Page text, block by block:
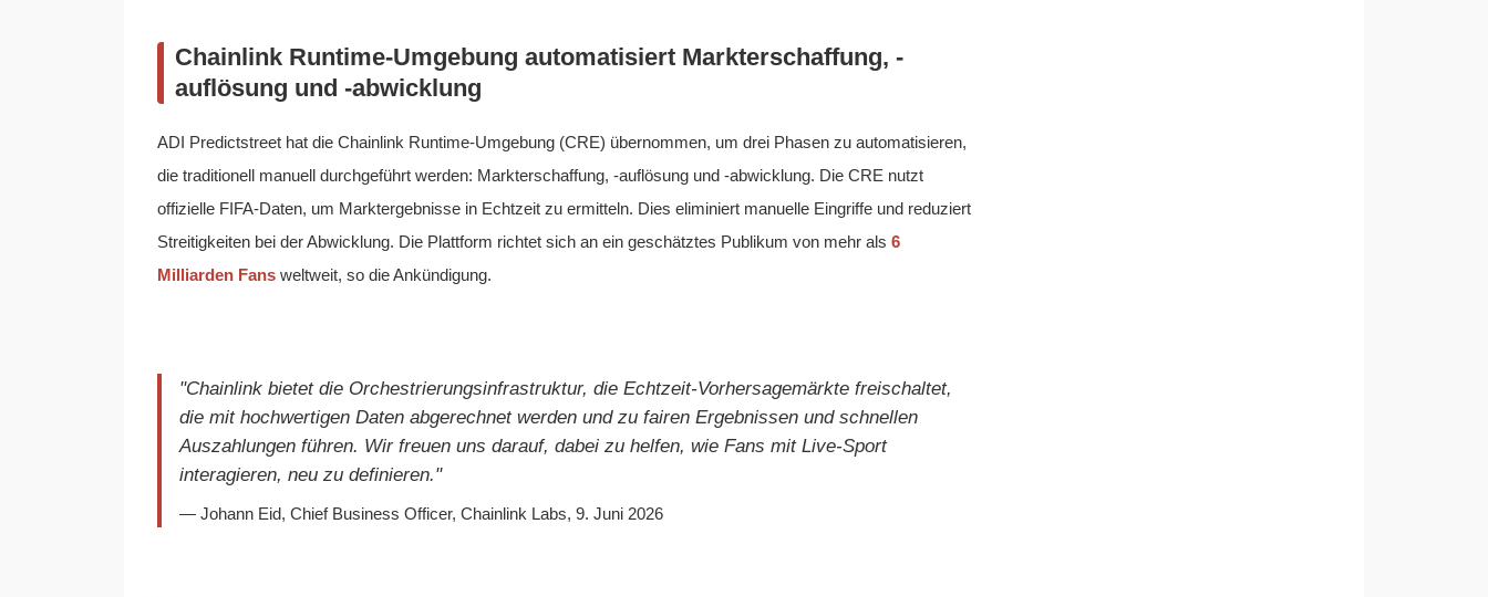
Chainlink Runtime-Umgebung automatisiert Markterschaffung, -
auflösung und -abwicklung
ADI Predictstreet hat die Chainlink Runtime-Umgebung (CRE) übernommen, um drei Phasen zu automatisieren,
die traditionell manuell durchgeführt werden: Markterschaffung, -auflösung und -abwicklung. Die CRE nutzt
offizielle FIFA-Daten, um Marktergebnisse in Echtzeit zu ermitteln. Dies eliminiert manuelle Eingriffe und reduziert
Streitigkeiten bei der Abwicklung. Die Plattform richtet sich an ein geschätztes Publikum von mehr als 6
Milliarden Fans weltweit, so die Ankündigung.
"Chainlink bietet die Orchestrierungsinfrastruktur, die Echtzeit-Vorhersagemärkte freischaltet,
die mit hochwertigen Daten abgerechnet werden und zu fairen Ergebnissen und schnellen
Auszahlungen führen. Wir freuen uns darauf, dabei zu helfen, wie Fans mit Live-Sport
interagieren, neu zu definieren."
— Johann Eid, Chief Business Officer, Chainlink Labs, 9. Juni 2026